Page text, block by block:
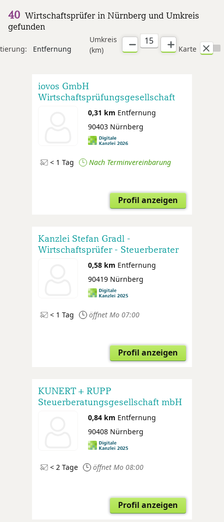
40 Wirtschaftsprüfer in Nürnberg und Umkreis
gefunden
Entfernung
Umkreis
(km)
Karte
iovos GmbH
Wirtschaftsprüfungsgesellschaft
Steuerberatungsgesellschaft
0,31 km Entfernung
90403 Nürnberg
< 1 Tag Nach Terminvereinbarung
Profil anzeigen
Kanzlei Stefan Gradl -
Wirtschaftsprüfer - Steuerberater
0,58 km Entfernung
90419 Nürnberg
< 1 Tag öffnet Mo 07:00
Profil anzeigen
KUNERT + RUPP
Steuerberatungsgesellschaft mbH
0,84 km Entfernung
90408 Nürnberg
< 2 Tage öffnet Mo 08:00
Profil anzeigen